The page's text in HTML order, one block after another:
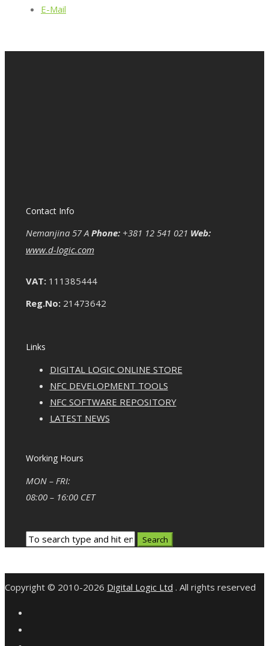
E-Mail
Contact Info
Nemanjina 57 A Phone:+381 12 541 021 Web:
www.d-logic.com
VAT:111385444
Reg.No:21473642
Links
DIGITAL LOGIC ONLINE STORE
NFC DEVELOPMENT TOOLS
NFC SOFTWARE REPOSITORY
LATEST NEWS
Working Hours
MON – FRI:
08:00 – 16:00 CET
Copyright © 2010-2026 Digital Logic Ltd . All rights reserved